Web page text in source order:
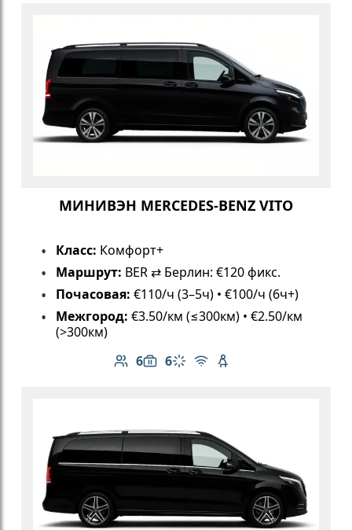
МИНИВЭН MERCEDES-BENZ VITO
Класс: Комфорт+
Маршрут: BER ⇄ Берлин: €120 фикс.
Почасовая: €110/ч (3–5ч) • €100/ч (6ч+)
Межгород: €3.50/км (≤300км) • €2.50/км
(>300км)
6
Количество пассажиров: 6
6
Вместимость багажа: 6
Климат-контроль
Бесплатный Wi-Fi
Детское кресло